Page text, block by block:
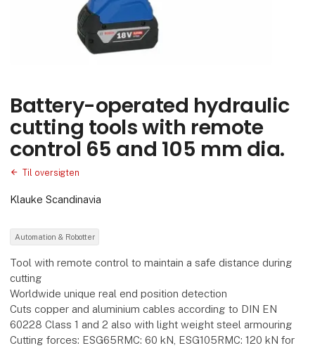
Battery-operated hydraulic
cutting tools with remote
control 65 and 105 mm dia.
Til oversigten
Klauke Scandinavia
Automation & Robotter
Tool with remote control to maintain a safe distance during
cutting
Worldwide unique real end position detection
Cuts copper and aluminium cables according to DIN EN
60228 Class 1 and 2 also with light weight steel armouring
Cutting forces: ESG65RMC: 60 kN, ESG105RMC: 120 kN for